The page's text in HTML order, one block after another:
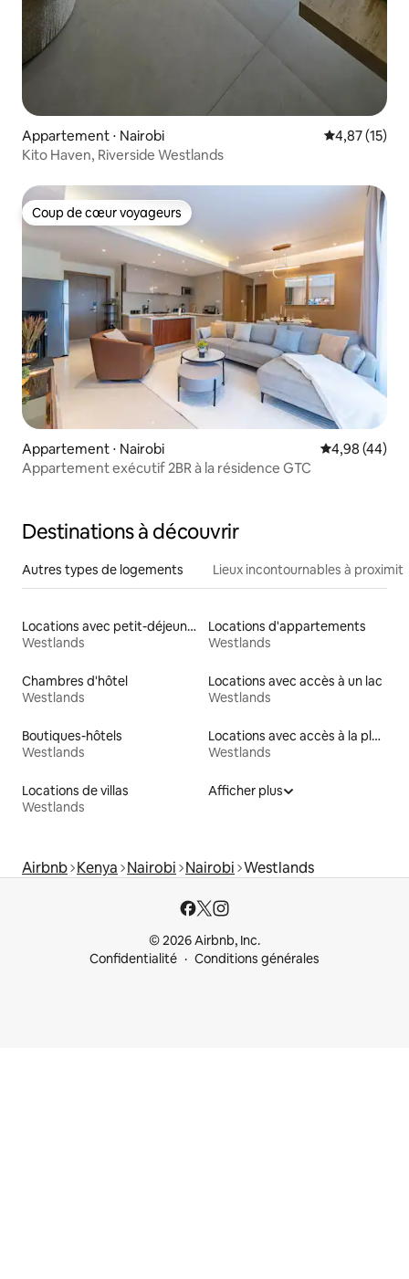
Appartement ⋅ Nairobi Évaluation
4,87 (15)
Kito Haven, Riverside Westlands
Coup de cœur voyageurs
Coup de cœur voyageurs
Appartement ⋅ Nairobi Évaluation
4,98 (44)
Appartement exécutif 2BR à la résidence GTC
Destinations à découvrir
Autres types de logements Lieux incontournables à
Locations avec petit-déjeuner
Westlands
Locations d'appartements
Westlands
Chambres d'hôtel
Westlands
Locations avec accès à un lac
Westlands
Boutiques-hôtels
Westlands
Locations avec accès à la plage
Westlands
Locations de villas
Westlands
Afficher plus
Airbnb Kenya Nairobi Nairobi Westlands
© 2026 Airbnb, Inc.
Confidentialité
Conditions générales